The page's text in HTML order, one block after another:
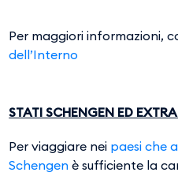
Per maggiori informazioni,
dell’Interno
STATI SCHENGEN ED
Per viaggiare nei paesi che
Schengen è sufficiente la